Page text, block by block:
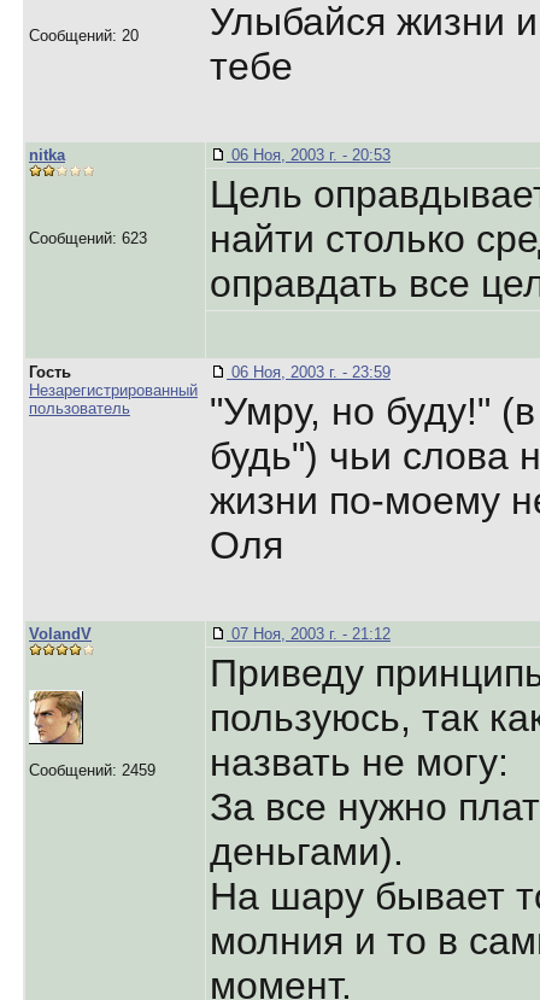
Сообщений: 20
Улыбайся жизни
тебе
nitka
Сообщений: 623
06 Ноя, 2003 г. - 20:53
Цель
найти столько
оправдать все
Гость
Незарегистрированный
пользователь
06 Ноя, 2003 г. - 23:59
"Умру, но буду!"
будь") чьи слова
жизни по-моему
Оля
VolandV
Сообщений: 2459
07 Ноя, 2003 г. - 21:12
Приведу
пользуюсь, так
назвать не могу:
За все нужно
деньгами).
На шару бывает
молния и то в
момент.